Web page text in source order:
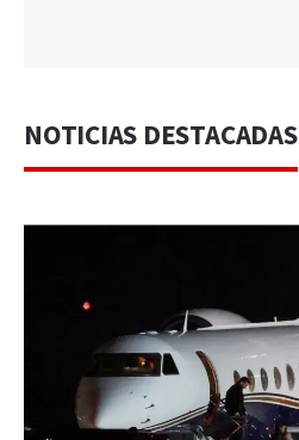
NOTICIAS DESTACADAS